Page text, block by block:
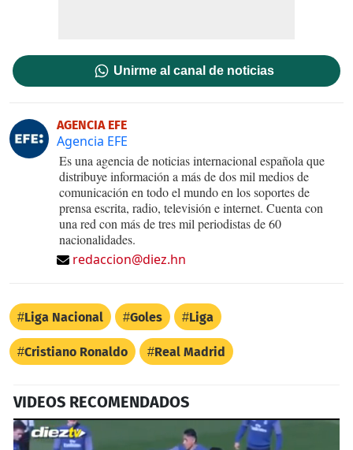
Unirme al canal de noticias
AGENCIA EFE
Agencia EFE
Es una agencia de noticias internacional española que
distribuye información a más de dos mil medios de
comunicación en todo el mundo en los soportes de
prensa escrita, radio, televisión e internet. Cuenta con
una red con más de tres mil periodistas de 60
nacionalidades.
redaccion@diez.hn
Liga Nacional Goles Liga
Cristiano Ronaldo Real Madrid
VIDEOS RECOMENDADOS